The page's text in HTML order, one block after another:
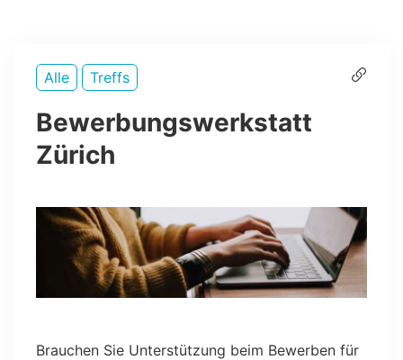
Alle Treffs
Bewerbungswerkstatt
Zürich
Brauchen Sie Unterstützung beim Bewerben für